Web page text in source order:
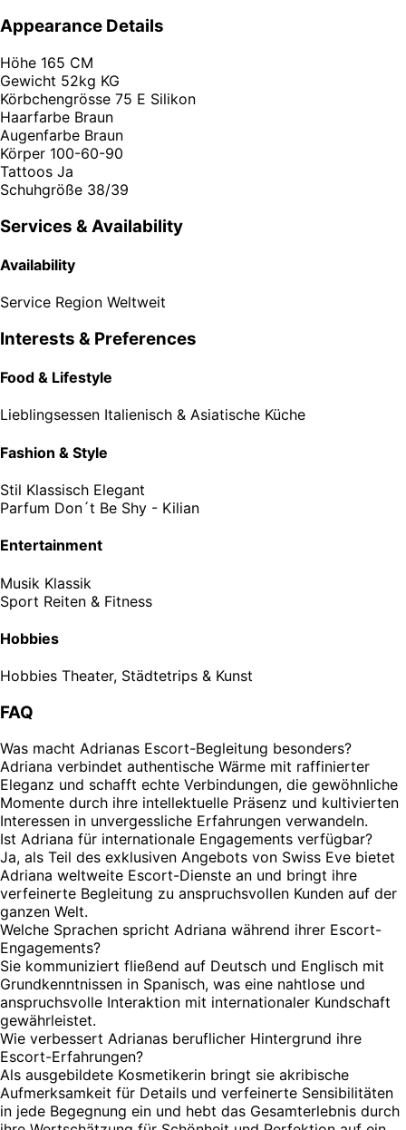
Appearance Details
Höhe 165 CM
Gewicht 52kg KG
Körbchengrösse 75 E Silikon
Haarfarbe Braun
Augenfarbe Braun
Körper 100-60-90
Tattoos Ja
Schuhgröße 38/39
Services & Availability
Availability
Service Region Weltweit
Interests & Preferences
Food & Lifestyle
Lieblingsessen Italienisch & Asiatische Küche
Fashion & Style
Stil Klassisch Elegant
Parfum Don´t Be Shy - Kilian
Entertainment
Musik Klassik
Sport Reiten & Fitness
Hobbies
Hobbies Theater, Städtetrips & Kunst
FAQ
Was macht Adrianas Escort-Begleitung besonders?
Adriana verbindet authentische Wärme mit raffinierter
Eleganz und schafft echte Verbindungen, die gewöhnliche
Momente durch ihre intellektuelle Präsenz und kultivierten
Interessen in unvergessliche Erfahrungen verwandeln.
Ist Adriana für internationale Engagements verfügbar?
Ja, als Teil des exklusiven Angebots von Swiss Eve bietet
Adriana weltweite Escort-Dienste an und bringt ihre
verfeinerte Begleitung zu anspruchsvollen Kunden auf der
ganzen Welt.
Welche Sprachen spricht Adriana während ihrer Escort-
Engagements?
Sie kommuniziert fließend auf Deutsch und Englisch mit
Grundkenntnissen in Spanisch, was eine nahtlose und
anspruchsvolle Interaktion mit internationaler Kundschaft
gewährleistet.
Wie verbessert Adrianas beruflicher Hintergrund ihre
Escort-Erfahrungen?
Als ausgebildete Kosmetikerin bringt sie akribische
Aufmerksamkeit für Details und verfeinerte Sensibilitäten
in jede Begegnung ein und hebt das Gesamterlebnis durch